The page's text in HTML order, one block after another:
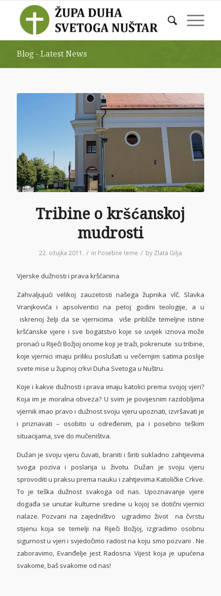
Blog - Latest News
Tribine o kršćanskoj
mudrosti
22. ožujka 2011. / in Posebne teme / by Zlata Gilja
Vjerske dužnosti i prava kršćanina
Zahvaljujući velikoj zauzetosti našega župnika vlč. Slavka
Vranjkovića i apsolventici na petoj godini teologije, a u
iskrenoj želji da se vjernicima više približe temeljne istine
kršćanske vjere i sve bogatstvo koje se uvijek iznova može
pronaći u Riječi Božjoj onome koji je traži, pokrenute su tribine,
koje vjernici imaju priliku poslušati u večernjim satima poslije
svete mise u župnoj crkvi Duha Svetoga u Nuštru.
Koje i kakve dužnosti i prava imaju katolici prema svojoj vjeri?
Koja im je moralna obveza? U svim je povijesnim razdobljima
vjernik imao pravo i dužnost svoju vjeru upoznati, izvršavati je
i priznavati – osobito u određenim, pa i posebno teškim
situacijama, sve do mučeništva.
Dužan je svoju vjeru čuvati, braniti i širiti sukladno zahtjevima
svoga poziva i poslanja u životu. Dužan je svoju vjeru
sprovoditi u praksu prema nauku i zahtjevima Katoličke Crkve.
To je teška dužnost svakoga od nas. Upoznavanje vjere
događa se unutar kulturne sredine u kojoj se dotični vjernici
nalaze. Pozvani na zajedništvo ugradimo život na čvrstu
stijenu koja se temelji na Riječi Božjoj, izgradimo osobnu
sigurnost u vjeri i svjedočimo radost na koju smo pozvani . Ne
zaboravimo, Evanđelje jest Radosna Vijest koja je upućena
svakome, baš svakome od nas!